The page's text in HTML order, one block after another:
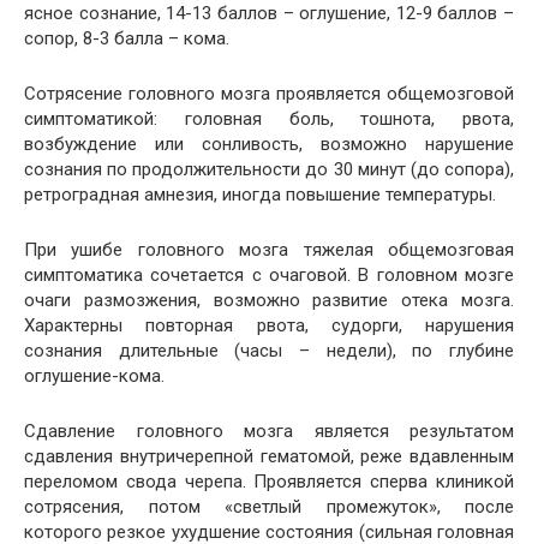
ясное сознание, 14-13 баллов – оглушение, 12-9 баллов –
сопор, 8-3 балла – кома.
Сотрясение головного мозга проявляется общемозговой
симптоматикой: головная боль, тошнота, рвота,
возбуждение или сонливость, возможно нарушение
сознания по продолжительности до 30 минут (до сопора),
ретроградная амнезия, иногда повышение температуры.
При ушибе головного мозга тяжелая общемозговая
симптоматика сочетается с очаговой. В головном мозге
очаги размозжения, возможно развитие отека мозга.
Характерны повторная рвота, судорги, нарушения
сознания длительные (часы – недели), по глубине
оглушение-кома.
Сдавление головного мозга является результатом
сдавления внутричерепной гематомой, реже вдавленным
переломом свода черепа. Проявляется сперва клиникой
сотрясения, потом «светлый промежуток», после
которого резкое ухудшение состояния (сильная головная